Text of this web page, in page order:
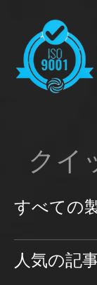
クイ
すべての
人気の記